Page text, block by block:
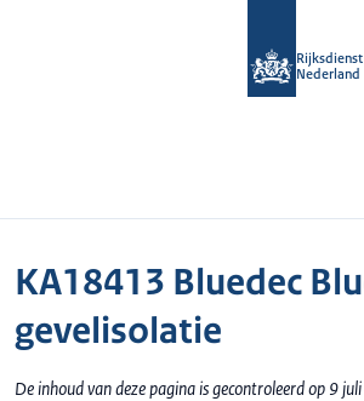
Nederland
KA18413 Bluedec
gevelisolatie
De inhoud van deze pagina is gecontroleerd op 9